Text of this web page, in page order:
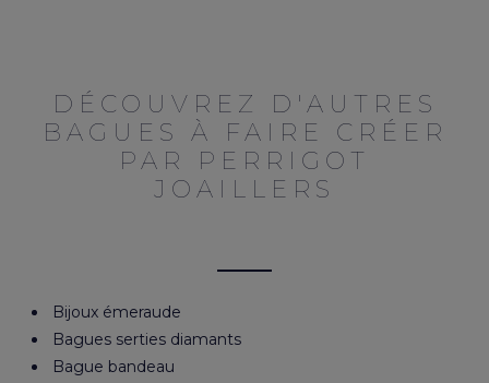
DÉCOUVREZ D'AUTRES
BAGUES À FAIRE CRÉER
PAR PERRIGOT
JOAILLERS
Bijoux émeraude
Bagues serties diamants
Bague bandeau